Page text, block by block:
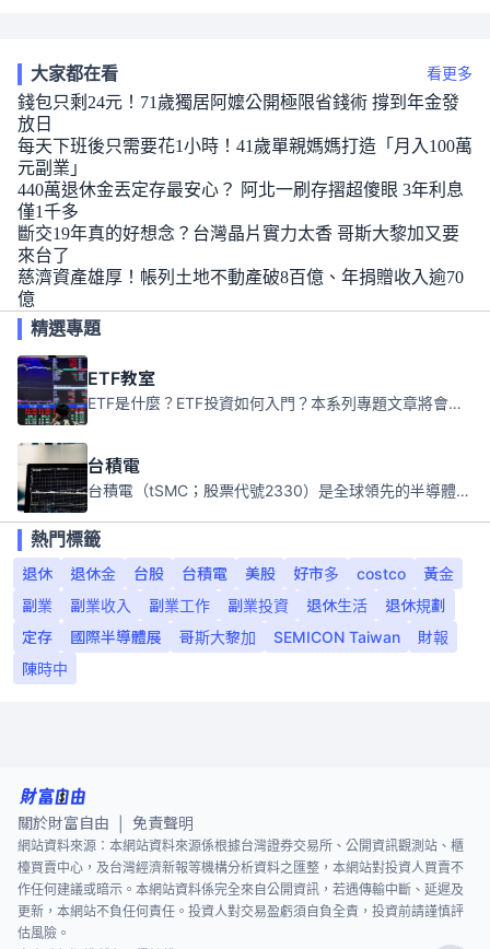
大家都在看 看更多
錢包只剩24元！71歲獨居阿嬤公開極限省錢術 撐到年金發
放日
每天下班後只需要花1小時！41歲單親媽媽打造「月入100萬
元副業」
440萬退休金丟定存最安心？ 阿北一刷存摺超傻眼 3年利息
僅1千多
斷交19年真的好想念？台灣晶片實力太香 哥斯大黎加又要
來台了
慈濟資產雄厚！帳列土地不動產破8百億、年捐贈收入逾70
億
精選專題
ETF教室
ETF是什麼？ETF投資如何入門？本系列專題文章將會告訴你新手必須知道的ETF基礎知識。
台積電
台積電（tSMC；股票代號2330）是全球領先的半導體代工公司，成立於1987年，總部位於台灣新竹。且已於美國、日本、德國及中國設廠，台積電是全球首家專業積體電路製造服務公司，也是全球最先進和最大規模的半導體代工廠。
熱門標籤
退休
退休金 台股 台積電 美股 好市多 costco
黃金
副業
副業收入 副業工作 副業投資 退休生活
退休規劃
定存
國際半導體展 哥斯大黎加 SEMICON Taiwan
財報
陳時中
關於財富自由 免責聲明
網站資料來源：本網站資料來源係根據台灣證券交易所、公開資訊觀測站、櫃
檯買賣中心，及台灣經濟新報等機構分析資料之匯整，本網站對投資人買賣不
作任何建議或暗示。本網站資料係完全來自公開資訊，若遇傳輸中斷、延遲及
更新，本網站不負任何責任。投資人對交易盈虧須自負全責，投資前請謹慎評
估風險。